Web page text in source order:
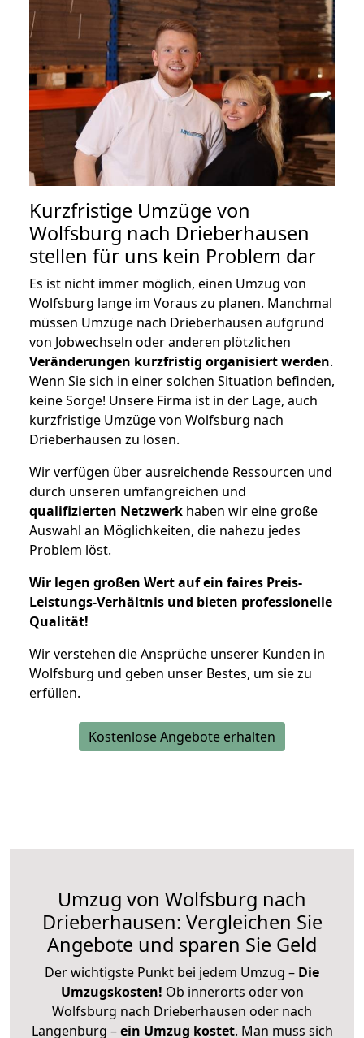
Kurzfristige Umzüge von
Wolfsburg nach Drieberhausen
stellen für uns kein Problem dar
Es ist nicht immer möglich, einen Umzug von
Wolfsburg lange im Voraus zu planen. Manchmal
müssen Umzüge nach Drieberhausen aufgrund
von Jobwechseln oder anderen plötzlichen
Veränderungen kurzfristig organisiert werden.
Wenn Sie sich in einer solchen Situation befinden,
keine Sorge! Unsere Firma ist in der Lage, auch
kurzfristige Umzüge von Wolfsburg nach
Drieberhausen zu lösen.
Wir verfügen über ausreichende Ressourcen und
durch unseren umfangreichen und
qualifizierten Netzwerk haben wir eine große
Auswahl an Möglichkeiten, die nahezu jedes
Problem löst.
Wir legen großen Wert auf ein faires Preis-
Leistungs-Verhältnis und bieten professionelle
Qualität!
Wir verstehen die Ansprüche unserer Kunden in
Wolfsburg und geben unser Bestes, um sie zu
erfüllen.
Kostenlose Angebote erhalten
Umzug von Wolfsburg nach
Drieberhausen: Vergleichen Sie
Angebote und sparen Sie Geld
Der wichtigste Punkt bei jedem Umzug – Die
Umzugskosten! Ob innerorts oder von
Wolfsburg nach Drieberhausen oder nach
Langenburg –ein Umzug kostet. Man muss sich